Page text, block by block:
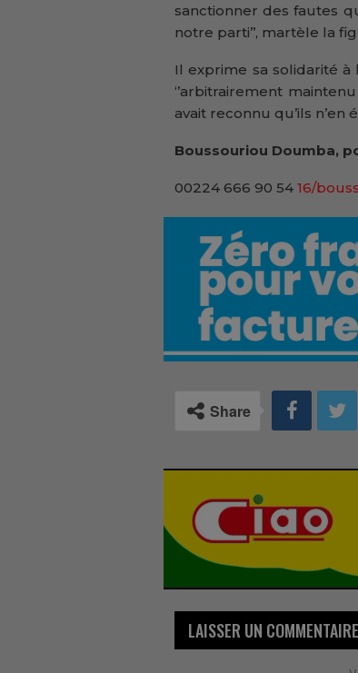
sanctionner des fautes
notre parti’’, martèle la
Il exprime sa solidarité à
‘’arbitrairement
avait reconnu qu’ils n’en
Boussouriou Doumba,
00224 666 90 54 16/
Share
LAISSER UN COMMENTAIRE